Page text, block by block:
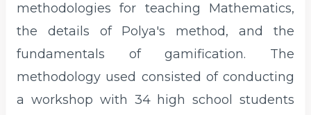
methodologies for teaching Mathematics,
the details of Polya's method, and the
fundamentals of gamification. The
methodology used consisted of conducting
a workshop with 34 high school students